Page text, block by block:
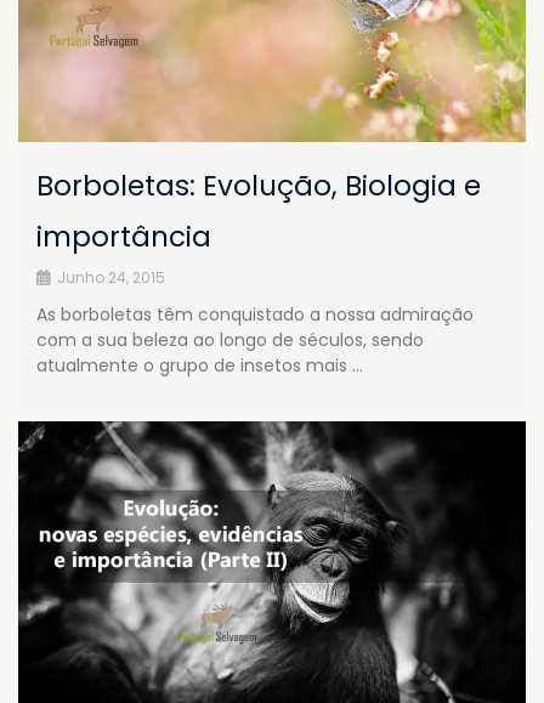
Borboletas: Evolução, Biologia e
importância
Junho 24, 2015
As borboletas têm conquistado a nossa admiração
com a sua beleza ao longo de séculos, sendo
atualmente o grupo de insetos mais …